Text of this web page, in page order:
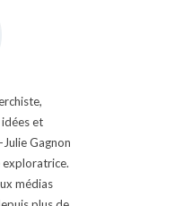
et
Gagnon
exploratrice.
médias